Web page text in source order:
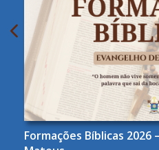
Formações Bíblicas 2026